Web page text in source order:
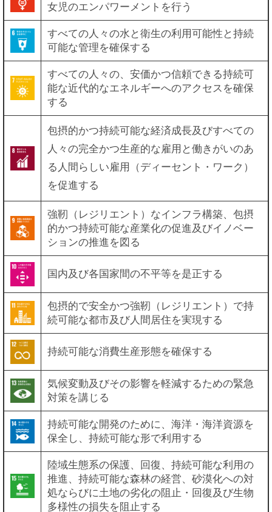
女児のエンパワーメントを行う
すべての人々の水と衛生の利用可能性と持続
可能な管理を確保する
すべての人々の、安価かつ信頼できる持続可
能な近代的なエネルギーへのアクセスを確保
する
包摂的かつ持続可能な経済成長及びすべての
人々の完全かつ生産的な雇用と働きがいのあ
る人間らしい雇用（ディーセント・ワーク）
を促進する
強靭（レジリエント）なインフラ構築、包摂
的かつ持続可能な産業化の促進及びイノベー
ションの推進を図る
国内及び各国家間の不平等を是正する
包摂的で安全かつ強靭（レジリエント）で持
続可能な都市及び人間居住を実現する
持続可能な消費生産形態を確保する
気候変動及びその影響を軽減するための緊急
対策を講じる
持続可能な開発のために、海洋・海洋資源を
保全し、持続可能な形で利用する
陸域生態系の保護、回復、持続可能な利用の
推進、持続可能な森林の経営、砂漠化への対
処ならびに土地の劣化の阻止・回復及び生物
多様性の損失を阻止する